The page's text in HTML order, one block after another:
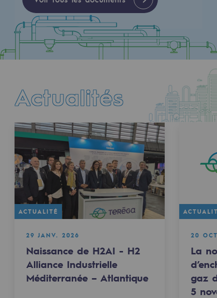
Actualités
ACTUALITÉ
29 JANV. 2026
Naissance de H2AI - H2
Alliance Industrielle
Méditerranée – Atlantique
20
La
gaz
5